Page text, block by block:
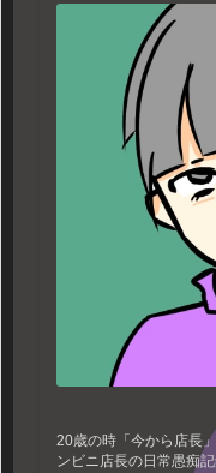
20歳の時「今から店長
ンビニ店長の日常愚痴記